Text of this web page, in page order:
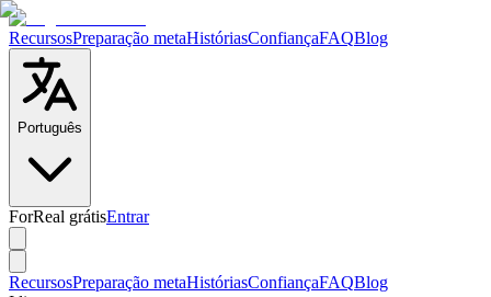
RecursosPreparação metaHistóriasConfiançaFAQBlog
Português
ForReal grátisEntrar
RecursosPreparação metaHistóriasConfiançaFAQBlog